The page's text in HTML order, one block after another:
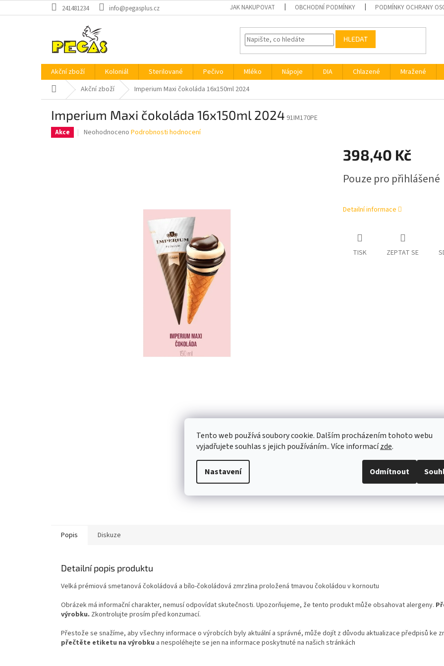
Tento web používá soubory cookie. Dalším procházením tohoto webu
vyjadřujete souhlas s jejich používáním.. Více informacízde.
Nastavení Odmítnout
na
241481234 info@pegasplus.cz JAK NAKUPOVAT OBCHODNÍ PODMÍNKY PODMÍNKY OCHRANY
HLEDAT
Akční zboží Koloniál Sterilované Pečivo Mléko Nápoje DIA Chlazené Mražené
Domů Akční zboží Imperium Maxi čokoláda 16x150ml 2024
Imperium Maxi čokoláda 16x150ml 2024 91IM170PE
Akce
Průměrné
Neohodnoceno Podrobnosti hodnocení
398,40 Kč
cena:
Pouze pro přihlášené
Detailní informace
TISK ZEPTAT SE
Popis Diskuze
Detailní popis produktu
Velká prémiová smetanová čokoládová a bílo-čokoládová zmrzlina proložená tmavou čokoládou v kornoutu
Obrázek má informační charakter, nemusí odpovídat skutečnosti. Upozorňujeme, že tento produkt může obsahovat alergeny.
výrobku. Zkontrolujte prosím před konzumací.
Přestože se snažíme, aby všechny informace o výrobcích byly aktuální a správné, může dojít z důvodu aktualizace předpisů ke
přečtěte etiketu na výrobku a nespoléhejte se jen na informace poskytnuté na našich stránkách